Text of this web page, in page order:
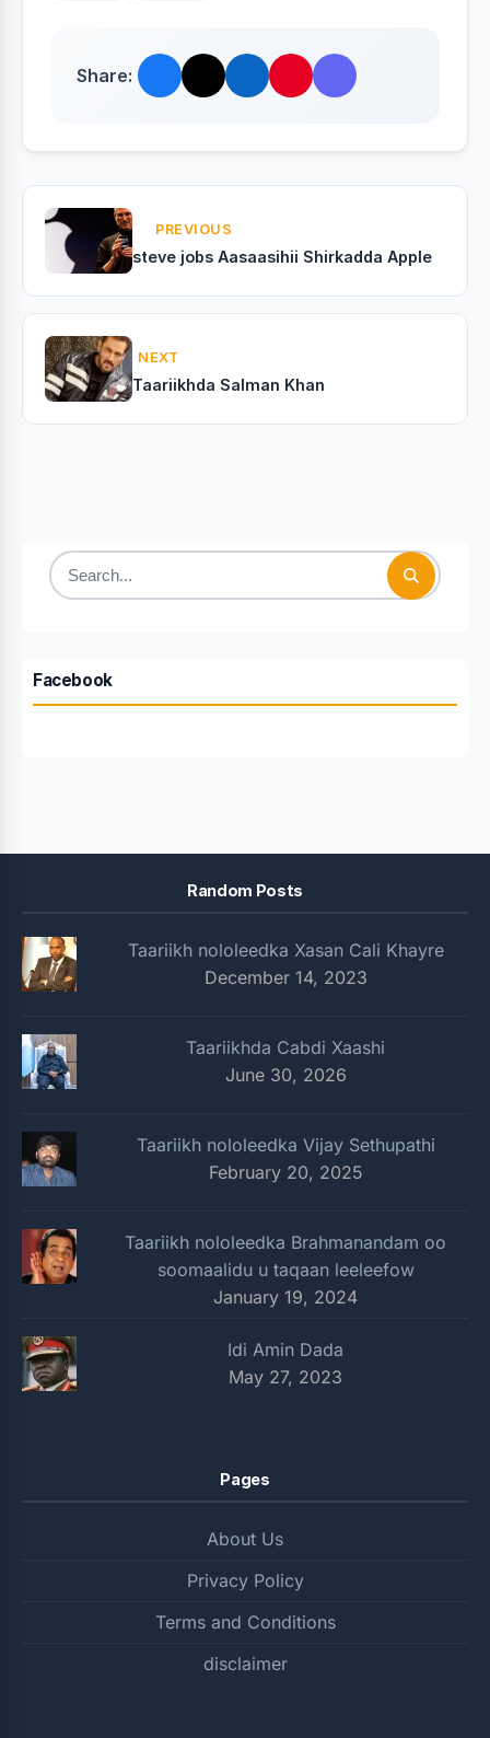
Share:
PREVIOUS
steve jobs Aasaasihii Shirkadda Apple
NEXT
Taariikhda Salman Khan
Search
Facebook
Random Posts
Taariikh nololeedka Xasan Cali Khayre
December 14, 2023
Taariikhda Cabdi Xaashi
June 30, 2026
Taariikh nololeedka Vijay Sethupathi
February 20, 2025
Taariikh nololeedka Brahmanandam oo
soomaalidu u taqaan leeleefow
January 19, 2024
Idi Amin Dada
May 27, 2023
Pages
About Us
Privacy Policy
Terms and Conditions
disclaimer